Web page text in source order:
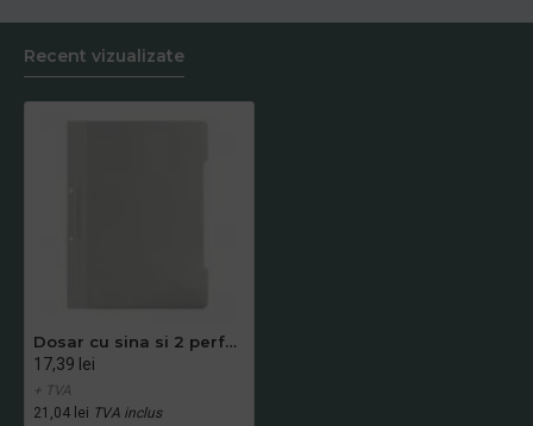
Recent vizualizate
Dosar cu sina si 2 perforatii, alb, 25 bucati/set
17,39 lei
+ TVA
21,04 lei TVA inclus